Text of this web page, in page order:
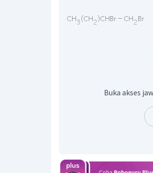
tersebut ada 4 buah,
Lalu, tentukan
terdapat unsur halogen
Cabang ada pada atom
Buka akses